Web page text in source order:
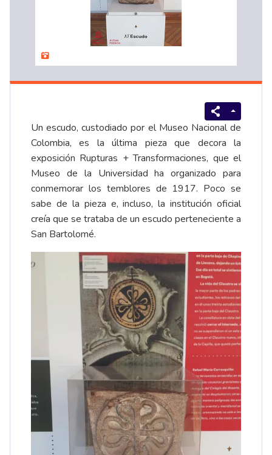
Un escudo, custodiado por el Museo Nacional de
Colombia, es la última pieza que decora la
exposición Rupturas + Transformaciones, que el
Museo de la Universidad ha organizado para
conmemorar los temblores de 1917. Poco se
sabe de la pieza e, incluso, la institución oficial
creía que se trataba de un escudo perteneciente a
San Bartolomé.